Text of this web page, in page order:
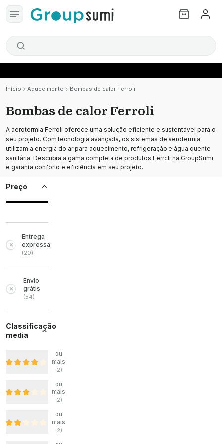
Início Aquecimento Bombas de calor Ferroli
Bombas de calor Ferroli
A aerotermia Ferroli oferece uma solução eficiente e sustentável para o
seu projeto. Com tecnologia avançada, os sistemas de aerotermia
utilizam a energia do ar para aquecimento, refrigeração e água quente
sanitária. Descubra a gama completa de produtos Ferroli na GroupSumi
e garanta conforto e eficiência em seu projeto.
Preço
Entrega
expressa
(20)
Envio
grátis
(54)
Classificação
média
ou
mais
(2)
ou
mais
(2)
ou
mais
(2)